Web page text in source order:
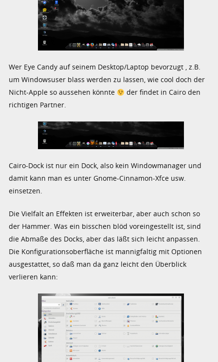
Wer Eye Candy auf seinem Desktop/Laptop bevorzugt , z.B.
um Windowsuser blass werden zu lassen, wie cool doch der
Nicht-Apple so aussehen könnte
der findet in Cairo den
richtigen Partner.
Cairo-Dock ist nur ein Dock, also kein Windowmanager und
damit kann man es unter Gnome-Cinnamon-Xfce usw.
einsetzen.
Die Vielfalt an Effekten ist erweiterbar, aber auch schon so
der Hammer. Was ein bisschen blöd voreingestellt ist, sind
die Abmaße des Docks, aber das läßt sich leicht anpassen.
Die Konfigurationsoberfläche ist mannigfaltig mit Optionen
ausgestattet, so daß man da ganz leicht den Überblick
verlieren kann: